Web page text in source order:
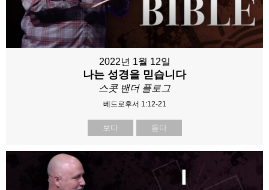
2022년 1월 12일
나는 성경을 믿습니다
스콧 밴더 플로그
베드로후서 1:12-21
보다 듣다